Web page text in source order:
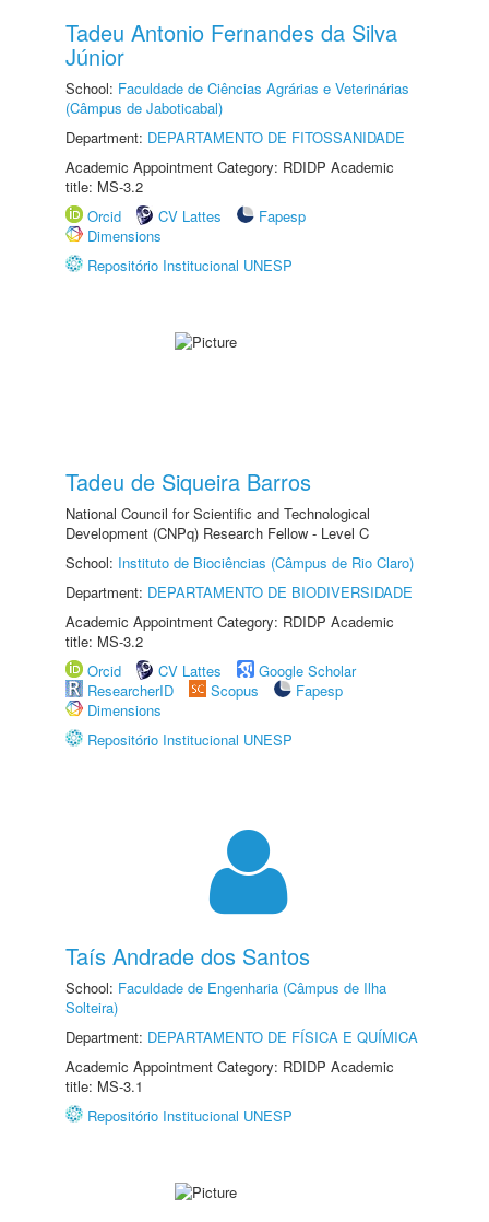
Tadeu Antonio Fernandes da Silva
Júnior
School: Faculdade de Ciências Agrárias e Veterinárias
(Câmpus de Jaboticabal)
Department: DEPARTAMENTO DE FITOSSANIDADE
Academic Appointment Category: RDIDP Academic
title: MS-3.2
Orcid
CV Lattes
Fapesp
Dimensions
Repositório Institucional UNESP
Tadeu de Siqueira Barros
National Council for Scientific and Technological
Development (CNPq) Research Fellow - Level C
School: Instituto de Biociências (Câmpus de Rio Claro)
Department: DEPARTAMENTO DE BIODIVERSIDADE
Academic Appointment Category: RDIDP Academic
title: MS-3.2
Orcid
CV Lattes
Google Scholar
ResearcherID
Scopus
Fapesp
Dimensions
Repositório Institucional UNESP
Taís Andrade dos Santos
School: Faculdade de Engenharia (Câmpus de Ilha
Solteira)
Department: DEPARTAMENTO DE FÍSICA E QUÍMICA
Academic Appointment Category: RDIDP Academic
title: MS-3.1
Repositório Institucional UNESP